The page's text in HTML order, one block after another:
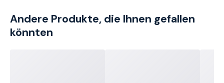
Andere Produkte, die Ihnen gefallen
könnten